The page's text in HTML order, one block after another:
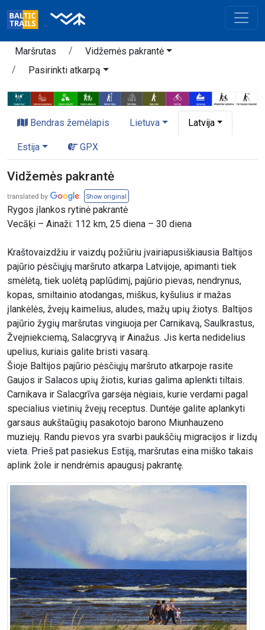
Maršrutas
Vidžemės pakrantė
Pasirinkti atkarpą
Bendras žemėlapis Lietuva Latvija
Estija GPX
Vidžemės pakrantė
Show original
Rygos įlankos rytinė pakrantė
Vecāķi – Ainaži: 112 km, 25 diena – 30 diena
Kraštovaizdžiu ir vaizdų požiūriu įvairiapusiškiausia Baltijos
pajūrio pėsčiųjų maršruto atkarpa Latvijoje, apimanti tiek
smėlėtą, tiek uolėtą paplūdimį, pajūrio pievas, nendrynus,
kopas, smiltainio atodangas, miškus, kyšulius ir mažas
įlankėlės, žvejų kaimelius, aludes, mažų upių žiotys. Baltijos
pajūrio žygių maršrutas vingiuoja per Carnikavą, Saulkrastus,
Žvejniekciemą, Salacgryvą ir Ainažus. Jis kerta nedidelius
upelius, kuriais galite bristi vasarą.
Šioje Baltijos pajūrio pėsčiųjų maršruto atkarpoje rasite
Gaujos ir Salacos upių žiotis, kurias galima aplenkti tiltais.
Carnikava ir Salacgrīva garsėja nėgiais, kurie verdami pagal
specialius vietinių žvejų receptus. Duntėje galite aplankyti
garsaus aukštaūgių pasakotojo barono Miunhauzeno
muziejų. Randu pievos yra svarbi paukščių migracijos ir lizdų
vieta. Prieš pat pasiekus Estiją, maršrutas eina miško takais
aplink žole ir nendrėmis apaugusį pakrantę.